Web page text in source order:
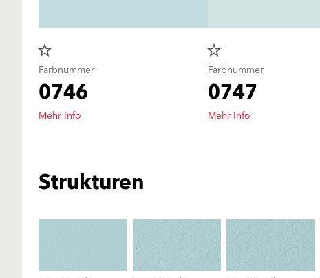
star_border
Farbnummer
0746
Mehr Info
star_border
Farbnummer
0747
Mehr Info
Strukturen